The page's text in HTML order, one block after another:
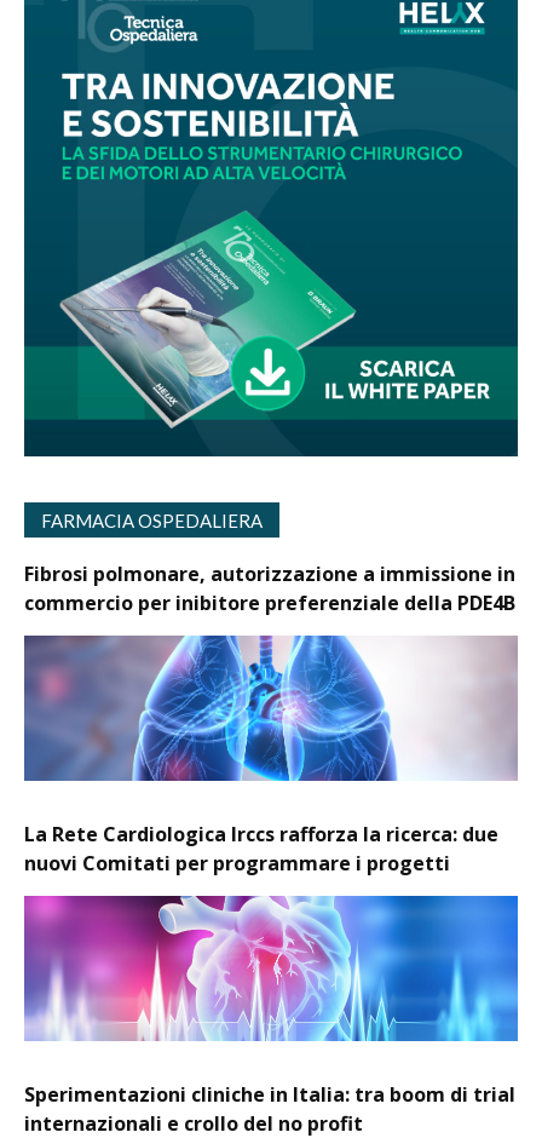
FARMACIA OSPEDALIERA
Fibrosi polmonare, autorizzazione a immissione in
commercio per inibitore preferenziale della PDE4B
La Rete Cardiologica Irccs rafforza la ricerca: due
nuovi Comitati per programmare i progetti
Sperimentazioni cliniche in Italia: tra boom di trial
internazionali e crollo del no profit